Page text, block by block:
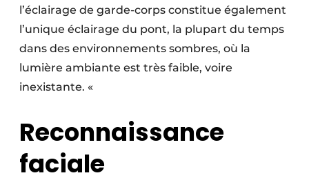
l’éclairage de garde-corps constitue également
l’unique éclairage du pont, la plupart du temps
dans des environnements sombres, où la
lumière ambiante est très faible, voire
inexistante. «
Reconnaissance
faciale